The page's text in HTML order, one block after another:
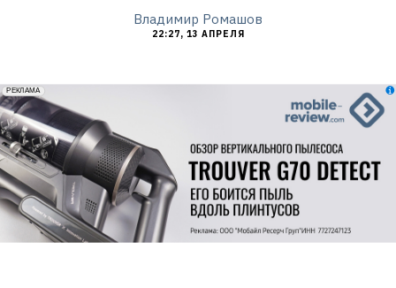
Владимир Ромашов
22:27, 13 АПРЕЛЯ
erid: 2VfnxxmNzs5
РЕКЛАМА